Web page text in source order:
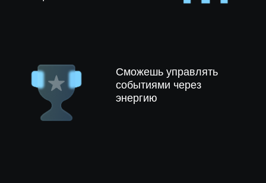
Сможешь управлять
событиями через
энергию